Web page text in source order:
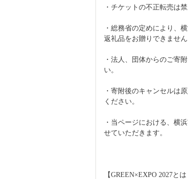
・チケットの不正転売は禁
・総務省の定めにより、
返礼品をお贈りできません
・法人、団体からのご寄
い。
・寄附後のキャンセルは
ください。
・当ページにおける、横
せていただきます。
【GREEN×EXPO 2027とは